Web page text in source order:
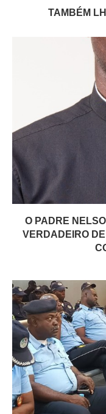
TAMBÉM
O PADRE
VERDADEIRO